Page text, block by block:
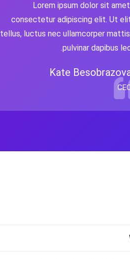
Lorem ipsum dolor sit
consectetur adipiscing elit. Ut
tellus, luctus nec ullamcorper
pulvinar dapibus
Kate